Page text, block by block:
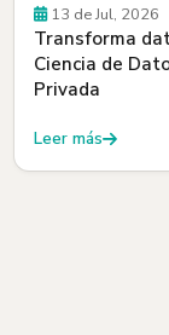
Beneficios
13 de Jul, 2026
Transforma
Ciencia de
Privada
Leer más